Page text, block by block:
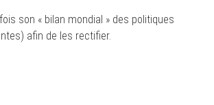
son « bilan mondial » des politiques
afin de les rectifier.